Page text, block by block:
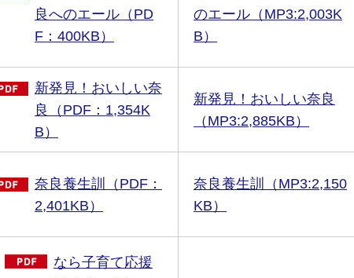
良へのエール（PD
F：400KB）
のエール（MP3:2,003K
B）
新発見！おいしい奈
良（PDF：1,354K
B）
新発見！おいしい奈良
（MP3:2,885KB）
奈良養生訓（PDF：
2,401KB）
奈良養生訓（MP3:2,150
KB）
なら子育て応援